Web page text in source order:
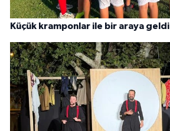
Küçük kramponlar ile bir araya geldi